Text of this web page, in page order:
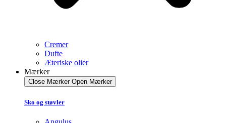
Cremer
Dufte
Æteriske olier
Mærker
Close Mærker Open Mærker
Sko og støvler